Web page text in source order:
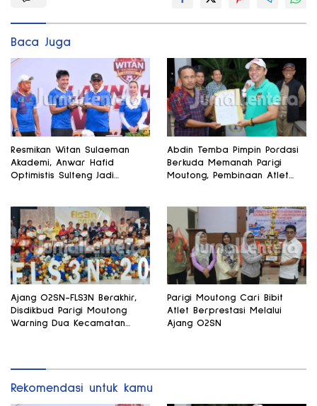
Baca Juga
Resmikan Witan Sulaeman
Akademi, Anwar Hafid
Optimistis Sulteng Jadi
Abdin Temba Pimpin Pordasi
Berkuda Memanah Parigi
Moutong, Pembinaan Atlet
Ajang O2SN-FLS3N Berakhir,
Disdikbud Parigi Moutong
Warning Dua Kecamatan
Parigi Moutong Cari Bibit
Atlet Berprestasi Melalui
Ajang O2SN
Rekomendasi untuk kamu